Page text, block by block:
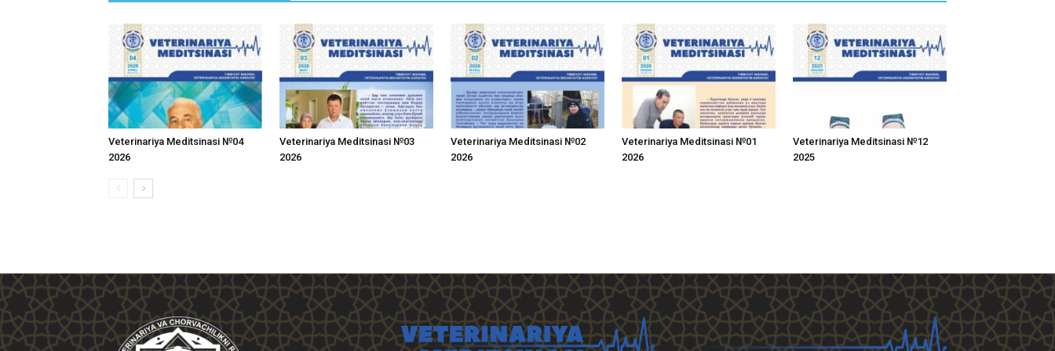
Veterinariya Meditsinasi №04
2026
Veterinariya Meditsinasi №03
2026
Veterinariya Meditsinasi №02
2026
Veterinariya Meditsinasi №01
2026
Veterinariya Meditsinasi №12
2025